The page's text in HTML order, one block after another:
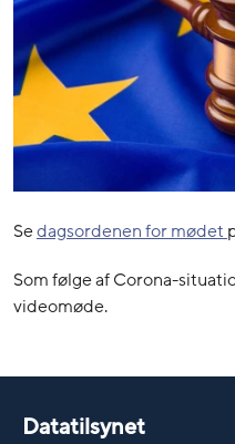
Sedagsordenen for mødet
Som følge af Corona-
videomøde.
Datatilsynet